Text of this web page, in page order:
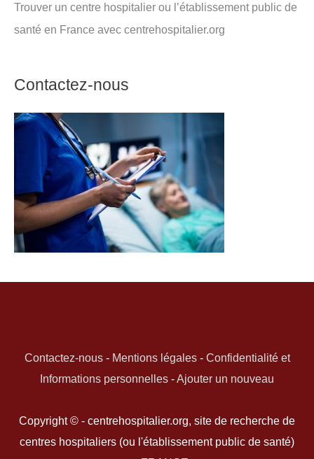
Trouver un centre hospitalier ou l’établissement public de
santé en France avec centrehospitalier.org
Contactez-nous
Contactez-nous- Mentions légales- Confidentialité et
Informations personnelles -Ajouter un nouveau
Copyright © - centrehospitalier.org, site de recherche de
centres hospitaliers (ou l'établissement public de santé)